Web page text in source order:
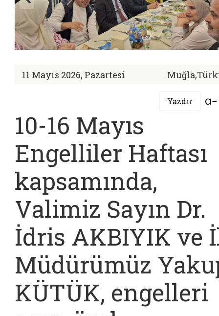
11 Mayıs 2026, Pazartesi
Yazdır
10-16 Mayıs
Engelliler Haftası
kapsamında,
Valimiz Sayın Dr.
İdris AKBIYIK ve
Müdürümüz
KÜTÜK, engelleri